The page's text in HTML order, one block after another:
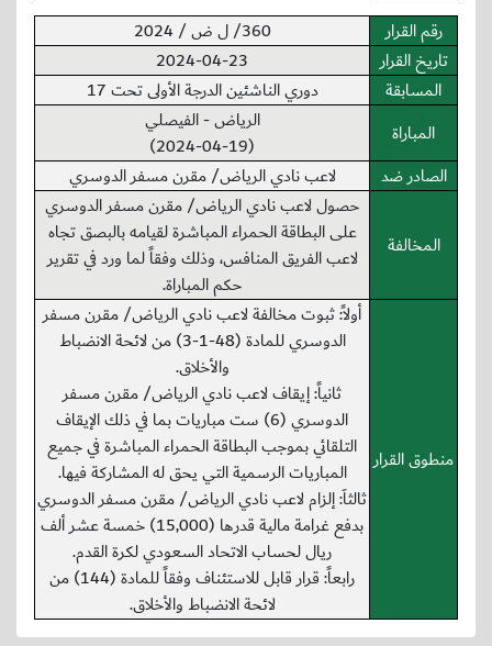
رقم القرار
360/ ل ض / 2024
تاريخ القرار
2024-04-23
المسابقة
دوري الناشئين الدرجة الأولى تحت 17
المباراة
الرياض - الفيصلي
(2024-04-19)
الصادر ضد
لاعب نادي الرياض/ مقرن مسفر الدوسري
المخالفة
حصول لاعب نادي الرياض/ مقرن مسفر الدوسري
على البطاقة الحمراء المباشرة لقيامه بالبصق تجاه
لاعب الفريق المنافس، وذلك وفقاً لما ورد في تقرير
حكم المباراة.
منطوق القرار
أولاً: ثبوت مخالفة لاعب نادي الرياض/ مقرن مسفر
الدوسري للمادة (48-1-3) من لائحة الانضباط
والأخلاق.
ثانياً: إيقاف لاعب نادي الرياض/ مقرن مسفر
الدوسري (6) ست مباريات بما في ذلك الإيقاف
التلقائي بموجب البطاقة الحمراء المباشرة في جميع
المباريات الرسمية التي يحق له المشاركة فيها.
ثالثاَ: إلزام لاعب نادي الرياض/ مقرن مسفر الدوسري
بدفع غرامة مالية قدرها (15,000) خمسة عشر ألف
ريال لحساب الاتحاد السعودي لكرة القدم.
رابعاً: قرار قابل للاستئناف وفقاً للمادة (144) من
لائحة الانضباط والأخلاق.